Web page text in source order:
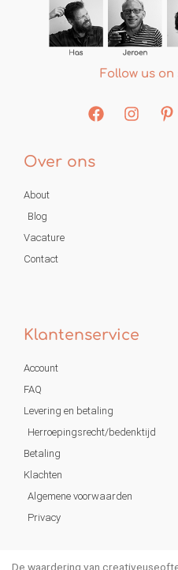
Follow us
Over ons
About
Blog
Vacature
Contact
Klantenservice
Account
FAQ
Levering en betaling
Herroepingsrecht/bedenktijd
Betaling
Klachten
Algemene voorwaarden
Privacy
De waardering van